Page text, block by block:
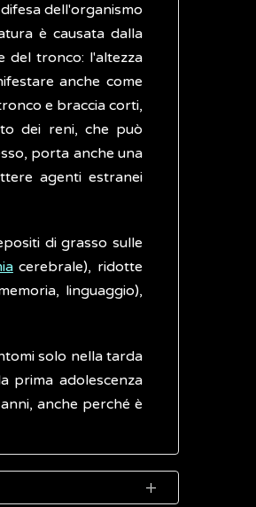
dell'organismo
è causata dalla
del tronco: l'altezza
anche come
e braccia corti,
dei reni, che può
porta anche una
agenti estranei
di grasso sulle
cerebrale), ridotte
linguaggio),
solo nella tarda
prima adolescenza
anche perché è